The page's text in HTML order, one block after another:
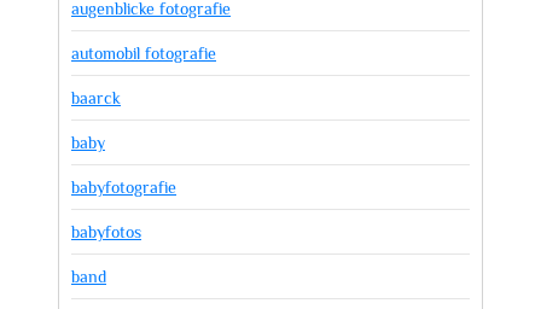
augenblicke fotografie
automobil fotografie
baarck
baby
babyfotografie
babyfotos
band